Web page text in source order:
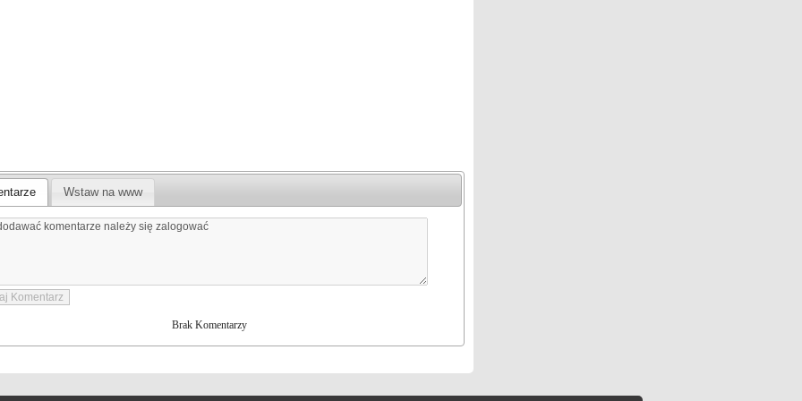
Wstaw na www
Brak Komentarzy